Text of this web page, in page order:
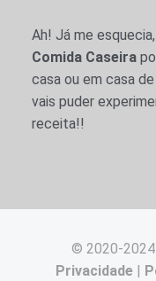
Ah! Já me
Comida Caseira
casa ou em casa
vais puder
receita!!
© 2020-2024
Privacidade |